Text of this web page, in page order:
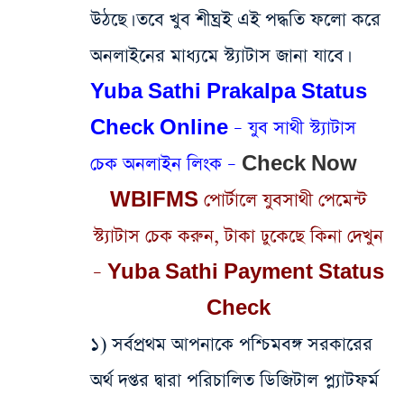
উঠছে। তবে খুব শীঘ্রই এই পদ্ধতি ফলো করে
অনলাইনের মাধ্যমে স্ট্যাটাস জানা যাবে।
Yuba Sathi Prakalpa Status
Check Online – যুব সাথী স্ট্যাটাস
চেক অনলাইন লিংক – Check Now
WBIFMS পোর্টালে যুবসাথী পেমেন্ট
স্ট্যাটাস চেক করুন, টাকা ঢুকেছে কিনা দেখুন
– Yuba Sathi Payment Status
Check
১) সর্বপ্রথম আপনাকে পশ্চিমবঙ্গ সরকারের
অর্থ দপ্তর দ্বারা পরিচালিত ডিজিটাল প্ল্যাটফর্ম